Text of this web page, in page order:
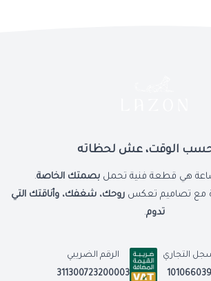
الوقت، عش لحظاته
هي قطعة فنية تحملبصمتك الخاصة.
مع تصاميم تعكس روحك، شغفك، وأناقتك التي
تدوم.
التجاري
الرقم الضريبي
311300723200003